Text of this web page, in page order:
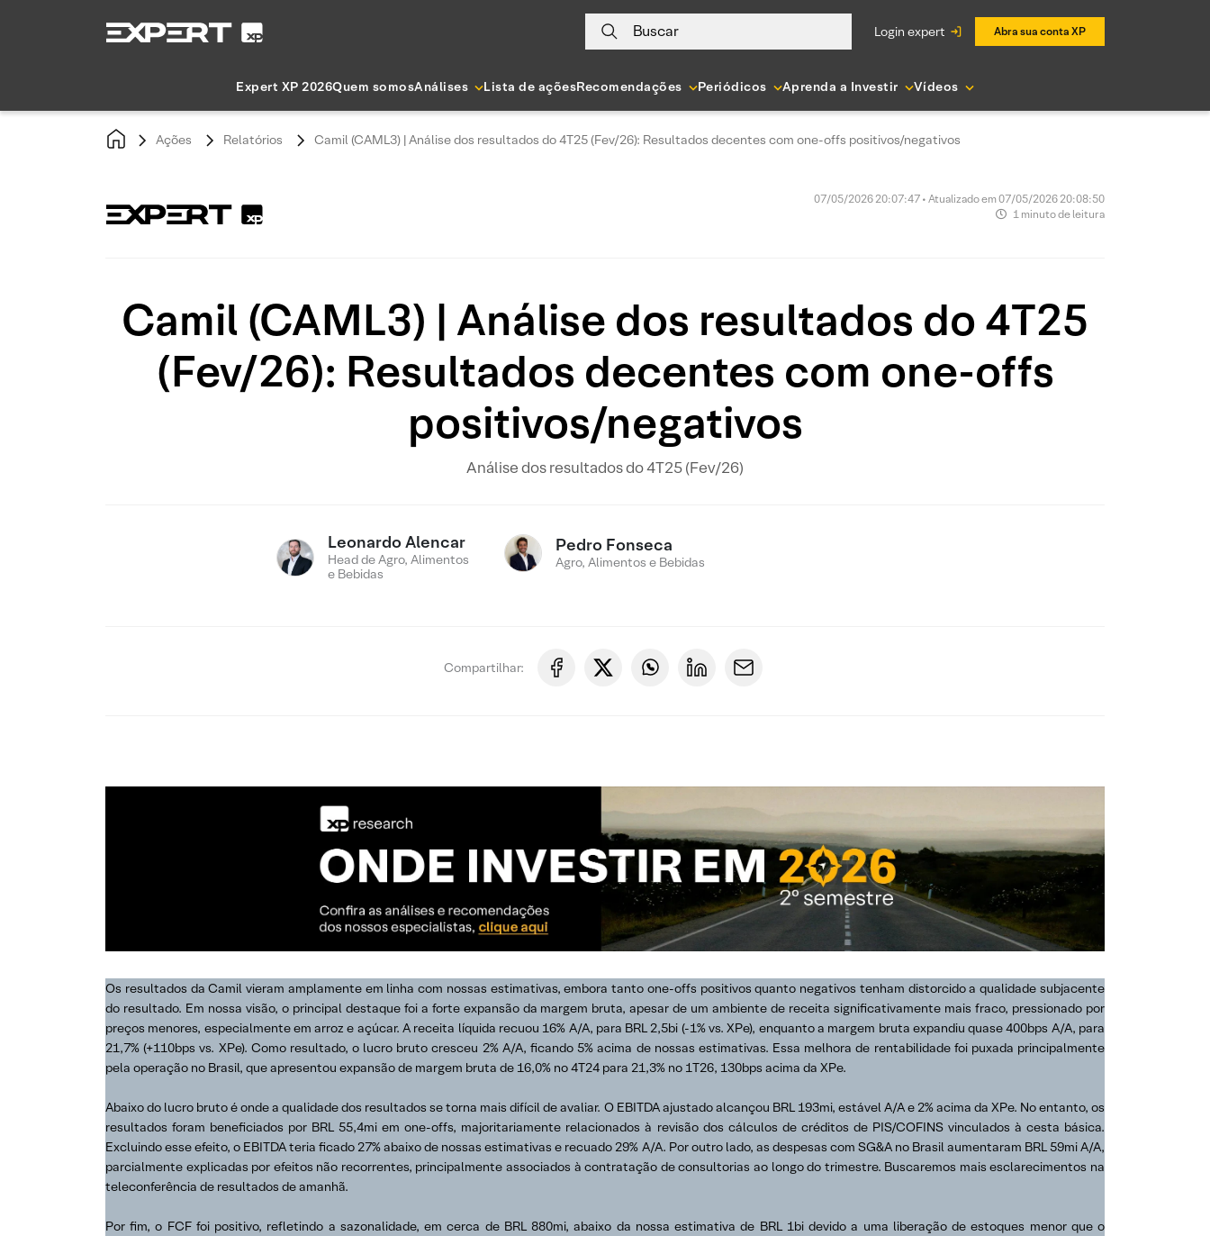
Buscar login expert Abra sua conta XP
Expert XP 2026Quem somosAnálises Lista de açõesRecomendações Periódicos Aprenda a Investir Vídeos
Ações Relatórios Camil (CAML3) | Análise dos resultados do 4T25 (Fev/26): Resultados decentes com one-offs positivos/negativos
07/05/2026 20:07:47 • Atualizado em 07/05/2026 20:08:50
1 minuto de leitura
Camil (CAML3) | Análise dos resultados do 4T25
(Fev/26): Resultados decentes com one-offs
positivos/negativos
Análise dos resultados do 4T25 (Fev/26)
Leonardo Alencar
Head de Agro, Alimentos
e Bebidas
Pedro Fonseca
Agro, Alimentos e Bebidas
Compartilhar:
Os resultados da Camil vieram amplamente em linha com nossas estimativas, embora tanto one-offs positivos quanto negativos tenham distorcido a qualidade subjacente
do resultado. Em nossa visão, o principal destaque foi a forte expansão da margem bruta, apesar de um ambiente de receita significativamente mais fraco, pressionado por
preços menores, especialmente em arroz e açúcar. A receita líquida recuou 16% A/A, para BRL 2,5bi (-1% vs. XPe), enquanto a margem bruta expandiu quase 400bps A/A, para
21,7% (+110bps vs. XPe). Como resultado, o lucro bruto cresceu 2% A/A, ficando 5% acima de nossas estimativas. Essa melhora de rentabilidade foi puxada principalmente
pela operação no Brasil, que apresentou expansão de margem bruta de 16,0% no 4T24 para 21,3% no 1T26, 130bps acima da XPe.
Abaixo do lucro bruto é onde a qualidade dos resultados se torna mais difícil de avaliar. O EBITDA ajustado alcançou BRL 193mi, estável A/A e 2% acima da XPe. No entanto, os
resultados foram beneficiados por BRL 55,4mi em one-offs, majoritariamente relacionados à revisão dos cálculos de créditos de PIS/COFINS vinculados à cesta básica.
Excluindo esse efeito, o EBITDA teria ficado 27% abaixo de nossas estimativas e recuado 29% A/A. Por outro lado, as despesas com SG&A no Brasil aumentaram BRL 59mi A/A,
parcialmente explicadas por efeitos não recorrentes, principalmente associados à contratação de consultorias ao longo do trimestre. Buscaremos mais esclarecimentos na
teleconferência de resultados de amanhã.
Por fim, o FCF foi positivo, refletindo a sazonalidade, em cerca de BRL 880mi, abaixo da nossa estimativa de BRL 1bi devido a uma liberação de estoques menor que o